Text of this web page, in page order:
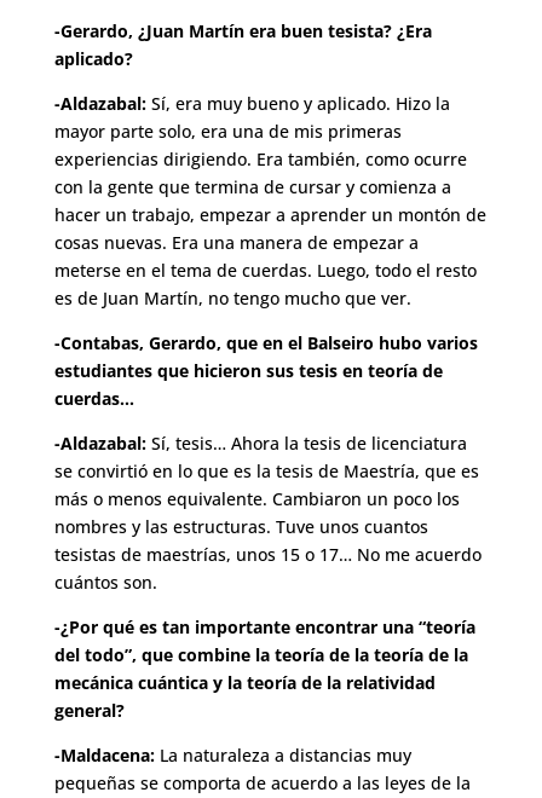
-Gerardo, ¿Juan Martín era buen tesista? ¿Era
aplicado?
-Aldazabal:Sí, era muy bueno y aplicado. Hizo la
mayor parte solo, era una de mis primeras
experiencias dirigiendo. Era también, como ocurre
con la gente que termina de cursar y comienza a
hacer un trabajo, empezar a aprender un montón de
cosas nuevas. Era una manera de empezar a
meterse en el tema de cuerdas. Luego, todo el resto
es de Juan Martín, no tengo mucho que ver.
-Contabas, Gerardo, que en el Balseiro hubo varios
estudiantes que hicieron sus tesis en teoría de
cuerdas…
-Aldazabal:Sí, tesis… Ahora la tesis de licenciatura
se convirtió en lo que es la tesis de Maestría, que es
más o menos equivalente. Cambiaron un poco los
nombres y las estructuras. Tuve unos cuantos
tesistas de maestrías, unos 15 o 17… No me acuerdo
cuántos son.
-¿Por qué es tan importante encontrar una “teoría
del todo”, que combine la teoría de la teoría de la
mecánica cuántica y la teoría de la relatividad
general?
-Maldacena:La naturaleza a distancias muy
pequeñas se comporta de acuerdo a las leyes de la